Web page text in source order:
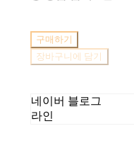
구매하기
장바구니에 담기
네이버 블로그
라인